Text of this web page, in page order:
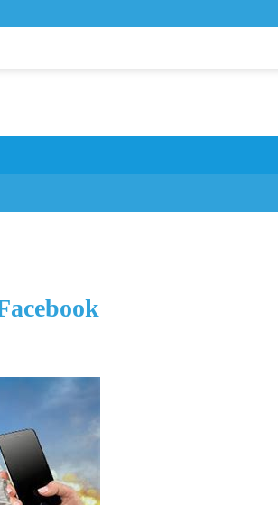
di Zona Topup